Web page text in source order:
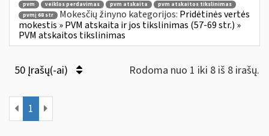
pvm veiklos perdavimas pvm atskaita
pvm atskaitos tikslinimas
pvmį 68 str
Mokesčių žinyno kategorijos: Pridėtinės vertės
mokestis » PVM atskaita ir jos tikslinimas (57-69 str.) »
PVM atskaitos tikslinimas
50 Įrašų(-ai) Rodoma nuo 1 iki 8 iš 8 irašų.
1